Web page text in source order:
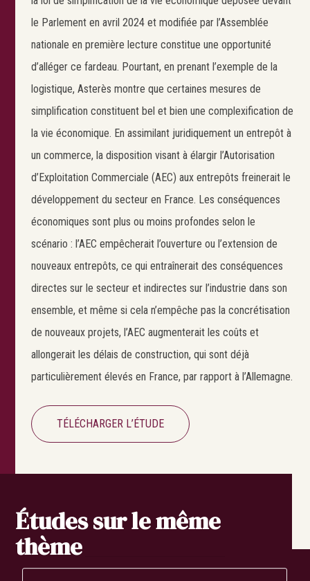
le Parlement en avril 2024 et modifiée par l’Assemblée
nationale en première lecture constitue une opportunité
d’alléger ce fardeau. Pourtant, en prenant l’exemple de la
logistique, Asterès montre que certaines mesures de
simplification constituent bel et bien une complexification de
la vie économique. En assimilant juridiquement un entrepôt à
un commerce, la disposition visant à élargir l’Autorisation
d’Exploitation Commerciale (AEC) aux entrepôts freinerait le
développement du secteur en France. Les conséquences
économiques sont plus ou moins profondes selon le
scénario : l’AEC empêcherait l’ouverture ou l’extension de
nouveaux entrepôts, ce qui entraînerait des conséquences
directes sur le secteur et indirectes sur l’industrie dans son
ensemble, et même si cela n’empêche pas la concrétisation
de nouveaux projets, l’AEC augmenterait les coûts et
allongerait les délais de construction, qui sont déjà
particulièrement élevés en France, par rapport à l’Allemagne.
TÉLÉCHARGER L’ÉTUDE
Études sur le même
thème
Search
Rechercher